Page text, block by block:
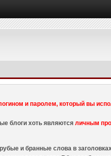
и паролем, который вы
блоги хоть являютсяличным
и бранные слова в